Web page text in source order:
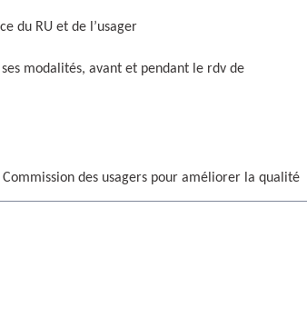
du RU et de l’usager
modalités, avant et pendant le rdv de
des usagers pour améliorer la qualité